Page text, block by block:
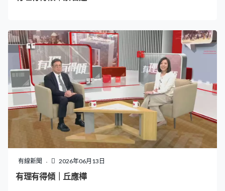
有線新聞 2026年06月13日
有理有得傾｜丘應樺